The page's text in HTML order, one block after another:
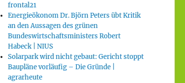
frontal21
Energieökonom Dr. Björn Peters übt Kritik
an den Aussagen des grünen
Bundeswirtschaftsministers Robert
Habeck | NIUS
Solarpark wird nicht gebaut: Gericht stoppt
Baupläne vorläufig – Die Gründe |
agrarheute